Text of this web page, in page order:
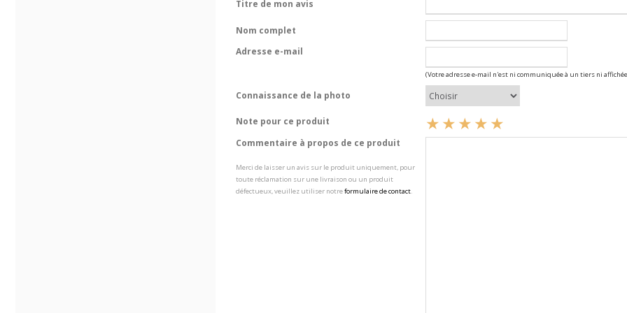
Titre de mon avis
Nom complet
Adresse e-mail
(Votre adresse e-mail n'est ni communiquée à un tiers ni
Connaissance de la photo
Note pour ce produit
Commentaire à propos de ce produit
Merci de laisser un avis sur le produit uniquement, pour
toute réclamation sur une livraison ou un produit
défectueux, veuillez utiliser notreformulaire de contact.